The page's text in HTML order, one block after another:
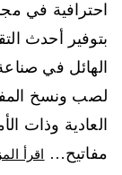
احترافية في
بتوفير أحدث
الهائل في
لصب ونسخ
العادية وذات
مفاتيح…
اقرأ